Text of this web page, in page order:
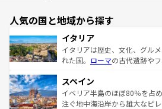
人気の国と地域から探す
イタリア
イタリアは歴史、文化、グル
れた国。 ローマの古代遺跡や
ろん、トスカーナの美しい田
景など、自然景観も見逃せな
ピザやパスタなど、絶品のイ
スペイン
イベリア半島のほぼ80％を占
注ぐ地中海沿岸から雄大なピ